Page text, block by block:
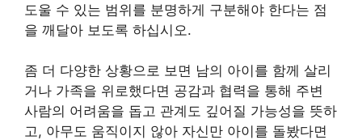
도울 수 있는 범위를 분명하게 구분해야 한다는 점
을 깨달아 보도록 하십시오.
좀 더 다양한 상황으로 보면 남의 아이를 함께 살리
거나 가족을 위로했다면 공감과 협력을 통해 주변
사람의 어려움을 돕고 관계도 깊어질 가능성을 뜻하
고, 아무도 움직이지 않아 자신만 아이를 돌봤다면